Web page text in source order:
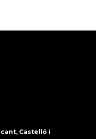
Castelló i